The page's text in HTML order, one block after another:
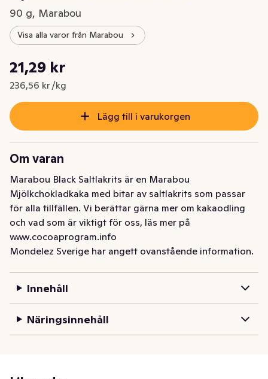
90 g, Marabou
Visa alla varor från Marabou
Nuvarande pris är: 21,29 kr
21,29 kr
236,56 kr /kg
Styckpris: 236,56 kr /kg
Lägg till i varukorgen
Om varan
Marabou Black Saltlakrits är en Marabou
Mjölkchokladkaka med bitar av saltlakrits som passar
för alla tillfällen. Vi berättar gärna mer om kakaodling
och vad som är viktigt för oss, läs mer på
www.cocoaprogram.info
Mondelez Sverige har angett ovanstående information.
Innehåll
Näringsinnehåll